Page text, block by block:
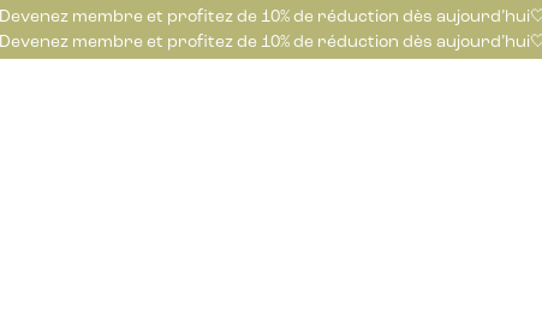
Devenez membre et profitez de 10% de réduction dès
Devenez membre et profitez de 10% de réduction dès